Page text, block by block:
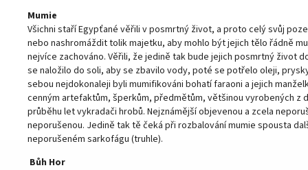
Mumie
Všichni staří Egypťané věřili v posmrtný život, a proto celý svůj
nebo nashromáždit tolik majetku, aby mohlo být jejich tělo řádně
nejvíce zachováno. Věřili, že jedině tak bude jejich posmrtný život
se naložilo do soli, aby se zbavilo vody, poté se potřelo oleji,
sebou nejdokonaleji byli mumifikováni bohatí faraoni a jejich
cenným artefaktům, šperkům, předmětům, většinou vyrobených z
průběhu let vykradači hrobů. Nejznámější objevenou a zcela
neporušenou. Jedině tak tě čeká při rozbalování mumie spousta
neporušeném sarkofágu (truhle).
Bůh Hor